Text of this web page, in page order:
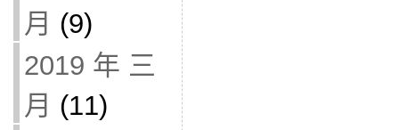
月 (9)
2019 年 三
月 (11)